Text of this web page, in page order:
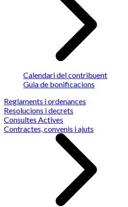
Calendari del contribuent
Guia de bonificacions
Reglaments i ordenances
Resolucions i decrets
Consultes Actives
Contractes, convenis i ajuts